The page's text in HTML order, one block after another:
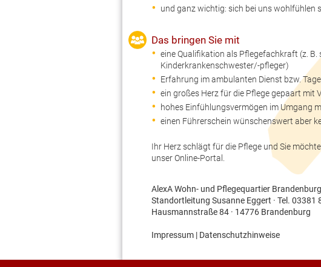
und ganz wichtig: sich bei uns wohlfühlen
Das bringen Sie mit
eine Qualifikation als Pflegefachkraft (z.
Kinderkrankenschwester/-pfleger)
Erfahrung im ambulanten Dienst bzw.
ein großes Herz für die Pflege gepaart
hohes Einfühlungsvermögen im Umgang
einen Führerschein wünschenswert aber
Ihr Herz schlägt für die Pflege und Sie
unser Online-Portal.
AlexA Wohn- und Pflegequartier Brandenburg
Standortleitung Susanne Eggert · Tel. 03381
Hausmannstraße 84 · 14776 Brandenburg
Impressum | Datenschutzhinweise